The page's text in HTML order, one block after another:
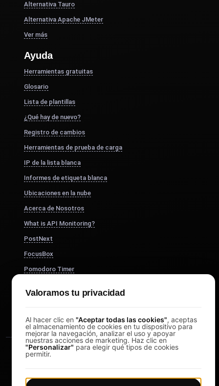
Alternativa Tauro
Alternativa Apache JMeter
Ver más
Ayuda
Herramientas gratuitas
Glosario
Lista de plantillas
¿Qué hay de nuevo?
Registro de cambios
Herramientas de prueba de carga
IP de la lista blanca
Informes de etiqueta blanca
Ubicaciones en la nube
Acerca de Nosotros
What is API Monitoring?
PostNext
FocusBox
Pomodoro Timer
Valoramos tu privacidad
Al hacer clic en "Aceptar todas las cookies", aceptas
el almacenamiento de cookies en tu dispositivo para
mejorar la navegación, analizar el uso y apoyar
nuestras acciones de marketing. Haz clic en
"Personalizar" para elegir qué tipos de cookies
permitir.